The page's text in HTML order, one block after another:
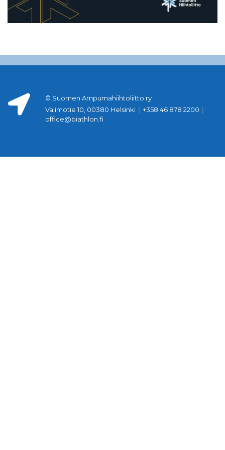
© Suomen Ampumahiihtoliitto ry
Valimotie 10, 00380 Helsinki | +358 46 878 2200 |
office@biathlon.fi